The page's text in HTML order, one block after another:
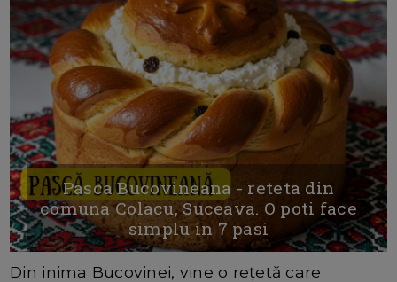
Pasca Bucovineana - reteta din
comuna Colacu, Suceava. O poti face
simplu in 7 pasi
Din inima Bucovinei, vine o rețetă care